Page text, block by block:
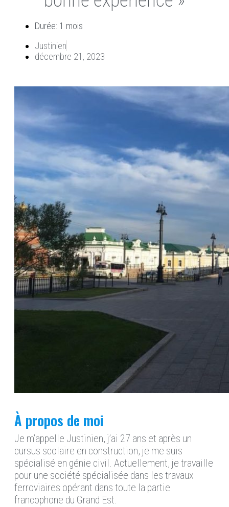
Durée: 1 mois
Justinien
décembre 21, 2023
À propos de moi
Je m’appelle Justinien, j’ai 27 ans et après un
cursus scolaire en construction, je me suis
spécialisé en génie civil. Actuellement, je travaille
pour une société spécialisée dans les travaux
ferroviaires opérant dans toute la partie
francophone du Grand Est.